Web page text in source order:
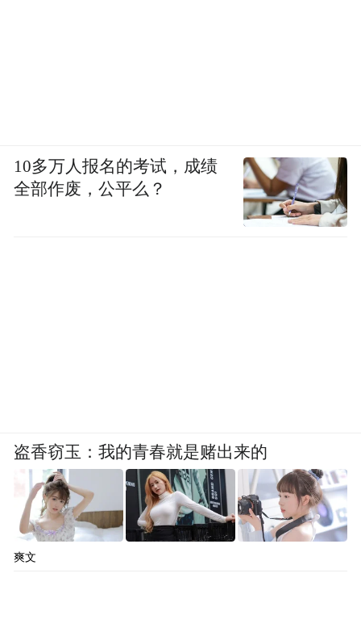
10多万人报名的考试，成绩
全部作废，公平么？
盗香窃玉：我的青春就是赌出来的
爽文